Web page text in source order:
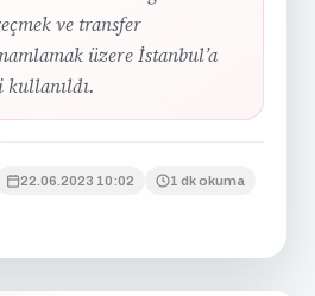
ve transfer
üzere İstanbul’a
22.06.2023 10:02 1 dk okuma